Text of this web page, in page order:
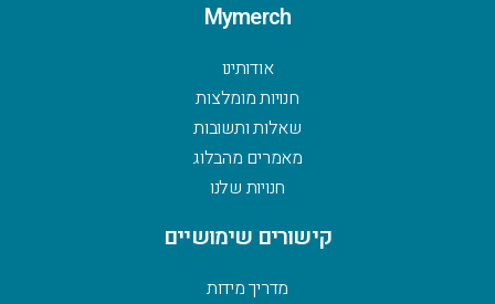
Mymerch
אודותינו
חנויות מומלצות
שאלות ותשובות
מאמרים מהבלוג
חנויות שלנו
קישורים שימושיים
מדריך מידות